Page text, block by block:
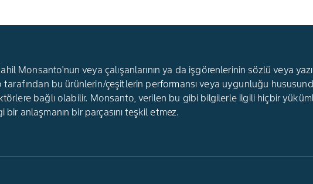
Monsanto'nun veya çalışanlarının ya da işgörenlerinin sözlü veya
bu ürünlerin/çeşitlerin performansı veya uygunluğu
bağlı olabilir. Monsanto, verilen bu gibi bilgilerle ilgili hiçbir
anlaşmanın bir parçasını teşkil etmez.